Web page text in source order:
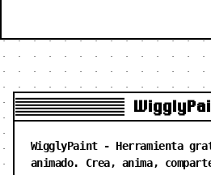
WigglyPaint - Herramienta
animado. Crea, anima,